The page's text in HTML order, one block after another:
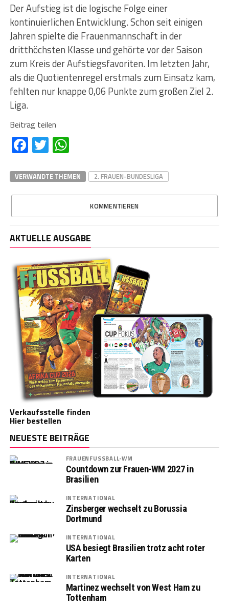
Der Aufstieg ist die logische Folge einer
kontinuierlichen Entwicklung. Schon seit einigen
Jahren spielte die Frauenmannschaft in der
dritthöchsten Klasse und gehörte vor der Saison
zum Kreis der Aufstiegsfavoriten. Im letzten Jahr,
als die Quotientenregel erstmals zum Einsatz kam,
fehlten nur knappe 0,06 Punkte zum großen Ziel 2.
Liga.
Beitrag teilen
Facebook
TwitterWhatsApp
VERWANDTE THEMEN 2. FRAUEN-BUNDESLIGA
KOMMENTIEREN
AKTUELLE AUSGABE
Verkaufsstelle finden
Hier bestellen
NEUESTE BEITRÄGE
FRAUENFUSSBALL-WM
Countdown zur Frauen-WM 2027 in
Brasilien
INTERNATIONAL
Zinsberger wechselt zu Borussia
Dortmund
INTERNATIONAL
USA besiegt Brasilien trotz acht roter
Karten
INTERNATIONAL
Martinez wechselt von West Ham zu
Tottenham